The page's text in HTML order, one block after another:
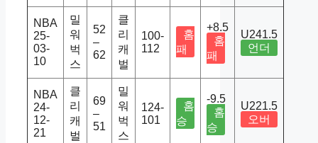
NBA
25-
03-
10
밀
워
벅
스
52
–
62
클
리
캐
벌
100-
112
홈
패
+8.5
홈
패
U241.5
언더
NBA
24-
12-
21
클
리
캐
벌
69
–
51
밀
워
벅
스
124-
101
홈
승
-9.5
홈
승
U221.5
오버